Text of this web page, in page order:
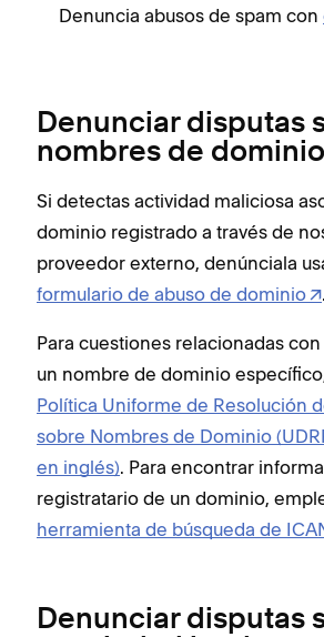
Denuncia abusos de spam con
Denunciar disputas
nombres de dominio
Si detectas actividad maliciosa
dominio registrado a través de
proveedor externo, denúnciala
formulario de abuso de dominio
.
Para cuestiones relacionadas
un nombre de dominio
Política Uniforme de Resolución
sobre Nombres de Dominio
en inglés). Para encontrar
registratario de un dominio,
herramienta de búsqueda de
Denunciar disputas